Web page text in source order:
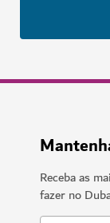
Receba as
fazer no